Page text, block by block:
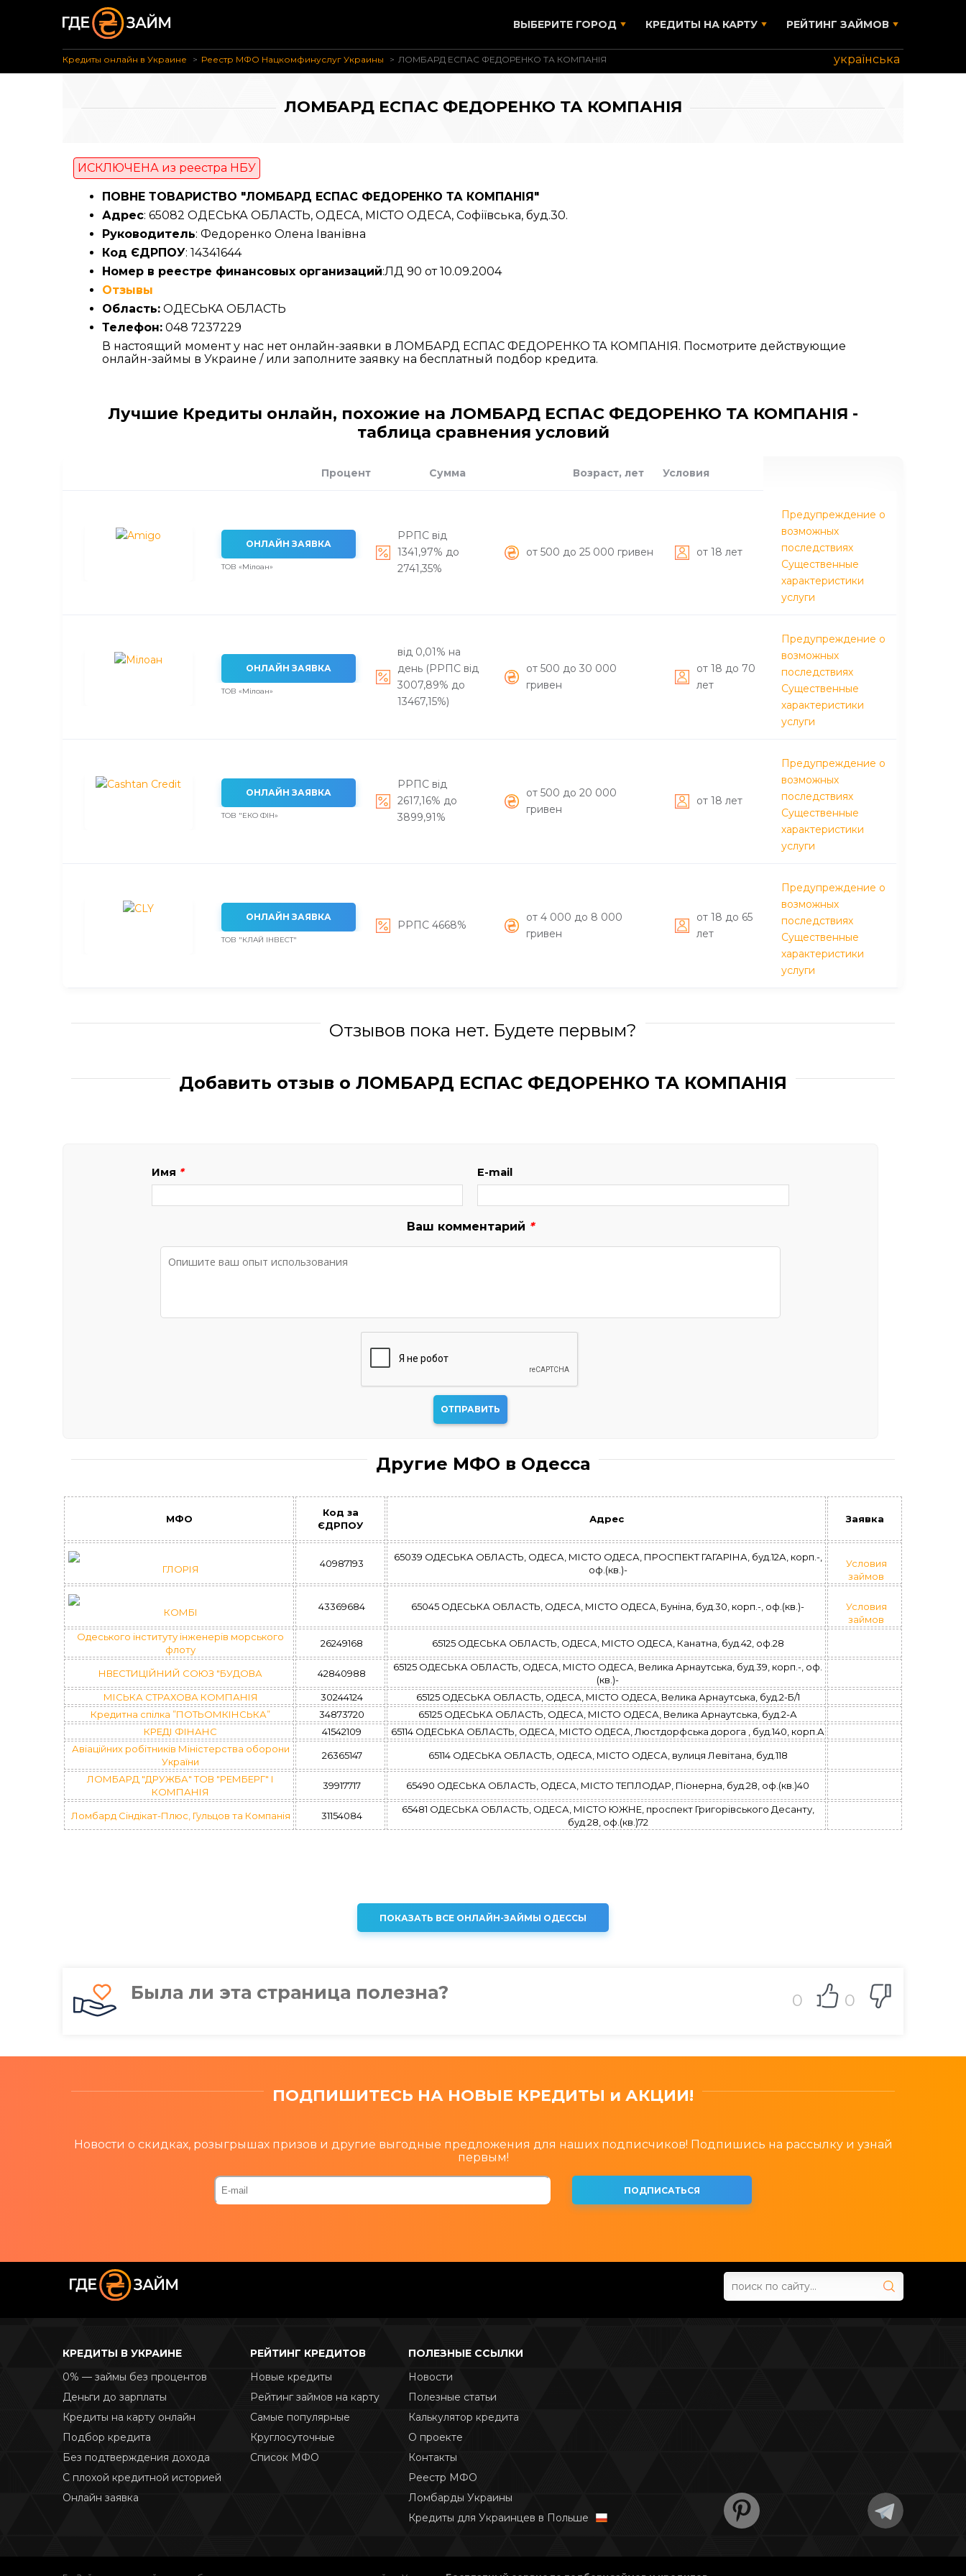
ВЫБЕРИТЕ ГОРОД КРЕДИТЫ НА КАРТУ РЕЙТИНГ ЗАЙМОВ
Кредиты онлайн в Украине Реестр МФО Нацкомфинуслуг Украины ЛОМБАРД ЕСПАС ФЕДОРЕНКО ТА КОМПАНІЯ українська
ЛОМБАРД ЕСПАС ФЕДОРЕНКО ТА КОМПАНІЯ
ИСКЛЮЧЕНА из реестра НБУ
ПОВНЕ ТОВАРИСТВО "ЛОМБАРД ЕСПАС ФЕДОРЕНКО ТА КОМПАНІЯ"
Адрес: 65082 ОДЕСЬКА ОБЛАСТЬ, ОДЕСА, МІСТО ОДЕСА, Софіївська, буд.30.
Руководитель: Федоренко Олена Іванівна
Код ЄДРПОУ: 14341644
Номер в реестре финансовых организаций:ЛД 90 от 10.09.2004
Отзывы
Область: ОДЕСЬКА ОБЛАСТЬ
Телефон: 048 7237229
В настоящий момент у нас нет онлайн-заявки в ЛОМБАРД ЕСПАС ФЕДОРЕНКО ТА КОМПАНІЯ. Посмотрите действующие
онлайн-займы в Украине / или заполните заявку на бесплатный подбор кредита.
Лучшие Кредиты онлайн, похожие на ЛОМБАРД ЕСПАС ФЕДОРЕНКО ТА КОМПАНІЯ -
таблица сравнения условий
Процент Сумма Возраст, лет Условия
ОНЛАЙН ЗАЯВКА
ТОВ «Мілоан»
РРПС від
1341,97% до
2741,35%
от 500 до 25 000 гривен от 18 лет
Предупреждение о
возможных
последствиях
Существенные
характеристики
услуги
ОНЛАЙН ЗАЯВКА
ТОВ «Мілоан»
від 0,01% на
день (РРПС від
3007,89% до
13467,15%)
от 500 до 30 000
гривен
от 18 до 70
лет
Предупреждение о
возможных
последствиях
Существенные
характеристики
услуги
ОНЛАЙН ЗАЯВКА
ТОВ "ЕКО ФІН»
РРПС вiд
2617,16% до
3899,91%
от 500 до 20 000
гривен
от 18 лет
Предупреждение о
возможных
последствиях
Существенные
характеристики
услуги
ОНЛАЙН ЗАЯВКА
ТОВ "КЛАЙ ІНВЕСТ"
РРПС 4668%
от 4 000 до 8 000
гривен
от 18 до 65
лет
Предупреждение о
возможных
последствиях
Существенные
характеристики
услуги
Отзывов пока нет. Будете первым?
Добавить отзыв о ЛОМБАРД ЕСПАС ФЕДОРЕНКО ТА КОМПАНІЯ
Имя * E-mail
Ваш комментарий *
Другие МФО в Одесса
МФО
Код за
ЄДРПОУ
Адрес Заявка
ГЛОРІЯ 40987193
65039 ОДЕСЬКА ОБЛАСТЬ, ОДЕСА, МІСТО ОДЕСА, ПРОСПЕКТ ГАГАРІНА, буд.12А, корп.-,
оф.(кв.)-
Условия
займов
КОМБІ 43369684 65045 ОДЕСЬКА ОБЛАСТЬ, ОДЕСА, МІСТО ОДЕСА, Буніна, буд.30, корп.-, оф.(кв.)-
Условия
займов
Одеського інституту інженерів морського
флоту
26249168 65125 ОДЕСЬКА ОБЛАСТЬ, ОДЕСА, МІСТО ОДЕСА, Канатна, буд.42, оф.28
НВЕСТИЦІЙНИЙ СОЮЗ "БУДОВА 42840988
65125 ОДЕСЬКА ОБЛАСТЬ, ОДЕСА, МІСТО ОДЕСА, Велика Арнаутська, буд.39, корп.-, оф.
(кв.)-
МІСЬКА СТРАХОВА КОМПАНІЯ
30244124
65125 ОДЕСЬКА ОБЛАСТЬ, ОДЕСА, МІСТО ОДЕСА, Велика Арнаутська, буд.2-Б/1
Кредитна спілка ”ПОТЬОМКІНСЬКА”
34873720
65125 ОДЕСЬКА ОБЛАСТЬ, ОДЕСА, МІСТО ОДЕСА, Велика Арнаутська, буд.2-А
КРЕДІ ФІНАНС
41542109
65114 ОДЕСЬКА ОБЛАСТЬ, ОДЕСА, МІСТО ОДЕСА, Люстдорфська дорога , буд.140, корп.А
Авіаційних робітників Міністерства оборони
України
26365147 65114 ОДЕСЬКА ОБЛАСТЬ, ОДЕСА, МІСТО ОДЕСА, вулиця Левітана, буд.118
ЛОМБАРД "ДРУЖБА" ТОВ "РЕМБЕРГ" І
КОМПАНІЯ
39917717 65490 ОДЕСЬКА ОБЛАСТЬ, ОДЕСА, МІСТО ТЕПЛОДАР, Піонерна, буд.28, оф.(кв.)40
Ломбард Сіндікат-Плюс, Гульцов та Компанія 31154084
65481 ОДЕСЬКА ОБЛАСТЬ, ОДЕСА, МІСТО ЮЖНЕ, проспект Григорівського Десанту,
буд.28, оф.(кв.)72
ПОКАЗАТЬ ВСЕ ОНЛАЙН-ЗАЙМЫ ОДЕССЫ
Была ли эта страница полезна? 0 0
ПОДПИШИТЕСЬ НА НОВЫЕ КРЕДИТЫ и АКЦИИ!
Новости о скидках, розыгрышах призов и другие выгодные предложения для наших подписчиков! Подпишись на рассылку и узнай
первым!
КРЕДИТЫ В УКРАИНЕ
0% — займы без процентов
Деньги до зарплаты
Кредиты на карту онлайн
Подбор кредита
Без подтверждения дохода
С плохой кредитной историей
Онлайн заявка
РЕЙТИНГ КРЕДИТОВ
Новые кредиты
Рейтинг займов на карту
Самые популярные
Круглосуточные
Список МФО
ПОЛЕЗНЫЕ ССЫЛКИ
Новости
Полезные статьи
Калькулятор кредита
О проекте
Контакты
Реестр МФО
Ломбарды Украины
Кредиты для Украинцев в Польше